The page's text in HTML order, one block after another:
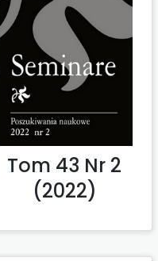
Tom 43 Nr 2
(2022)